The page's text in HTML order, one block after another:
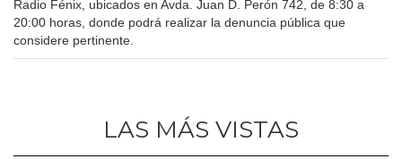
Radio Fénix, ubicados en Avda. Juan D. Perón 742, de 8:30 a
20:00 horas, donde podrá realizar la denuncia pública que
considere pertinente.
LAS MÁS VISTAS